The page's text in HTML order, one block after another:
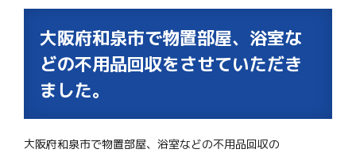
大阪府和泉市で物置部屋、浴室な
どの不用品回収をさせていただき
ました。
大阪府和泉市で物置部屋、浴室などの不用品回収の